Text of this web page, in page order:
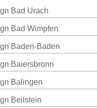
Bad Urach
Bad Wimpfen
Baden-Baden
Baiersbronn
Balingen
Beilstein